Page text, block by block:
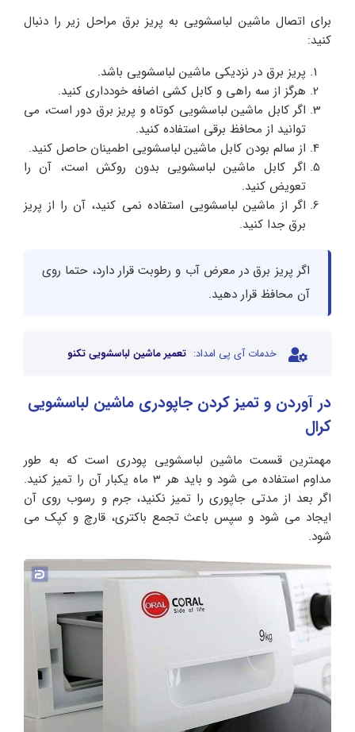
برای اتصال ماشین لباسشویی به پریز برق مراحل زیر را دنبال
کنید:
پریز برق در نزدیکی ماشین لباسشویی باشد.
هرگز از سه راهی و کابل کشی اضافه خودداری کنید.
اگر کابل ماشین لباسشویی کوتاه و پریز برق دور است، می
توانید از محافظ برقی استفاده کنید.
از سالم بودن کابل ماشین لباسشویی اطمینان حاصل کنید.
اگر کابل ماشین لباسشویی بدون روکش است، آن را
تعویض کنید.
اگر از ماشین لباسشویی استفاده نمی کنید، آن را از پریز
برق جدا کنید.
اگر پریز برق در معرض آب و رطوبت قرار دارد، حتما روی
آن محافظ قرار دهید.
خدمات آی پی امداد: تعمیر ماشین لباسشویی تکنو
در آوردن و تمیز کردن جاپودری ماشین لباسشویی
کرال
مهمترین قسمت ماشین لباسشویی پودری است که به طور
مداوم استفاده می شود و باید هر 3 ماه یکبار آن را تمیز کنید.
اگر بعد از مدتی جاپوری را تمیز نکنید، جرم و رسوب روی آن
ایجاد می شود و سپس باعث تجمع باکتری، قارچ و کپک می
شود.